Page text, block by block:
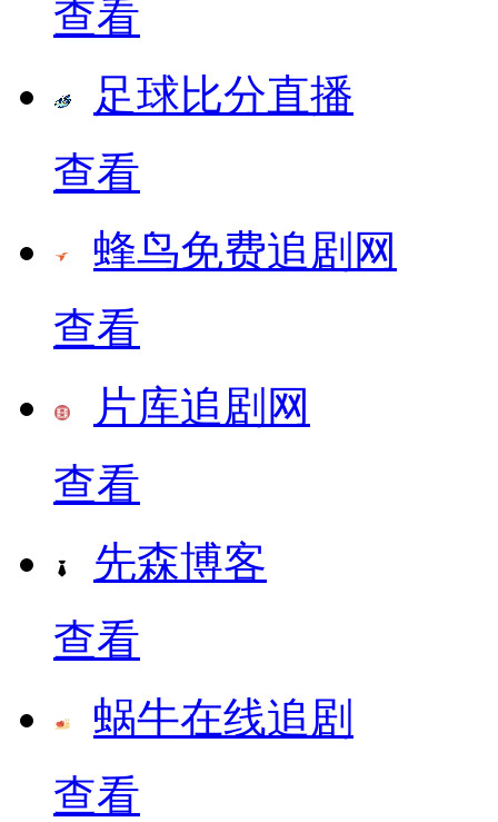
查看
足球比分直播
查看
蜂鸟免费追剧网
查看
片库追剧网
查看
先森博客
查看
蜗牛在线追剧
查看